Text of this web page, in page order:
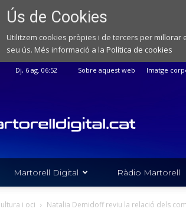
Ús de Cookies
Utilitzem cookies pròpies i de tercers per
seu ús. Més informació a la Política de cookies
Dj, 6 ag. 06:52 Sobre aquest web Imatge
Martorell Digital Ràdio Martorell
i oci Natalia Demidoff reviu la relació dels